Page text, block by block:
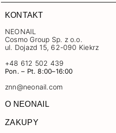
KONTAKT
NEONAIL
Cosmo Group Sp. z o.o.
ul. Dojazd 15, 62-090 Kiekrz
+48 612 502 439
Pon. – Pt. 8:00–16:00
znn@neonail.com
O NEONAIL
ZAKUPY